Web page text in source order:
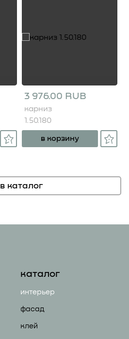
3 976.00 RUB
карниз
1.50.180
в корзину
в каталог
каталог
интерьер
фасад
клей